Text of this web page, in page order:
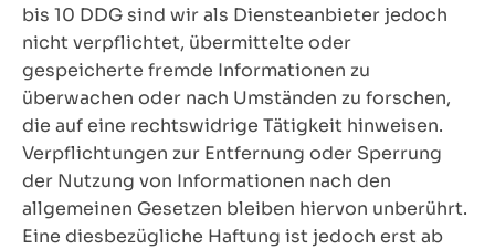
bis 10 DDG sind wir als Diensteanbieter jedoch
nicht verpflichtet, übermittelte oder
gespeicherte fremde Informationen zu
überwachen oder nach Umständen zu forschen,
die auf eine rechtswidrige Tätigkeit hinweisen.
Verpflichtungen zur Entfernung oder Sperrung
der Nutzung von Informationen nach den
allgemeinen Gesetzen bleiben hiervon unberührt.
Eine diesbezügliche Haftung ist jedoch erst ab